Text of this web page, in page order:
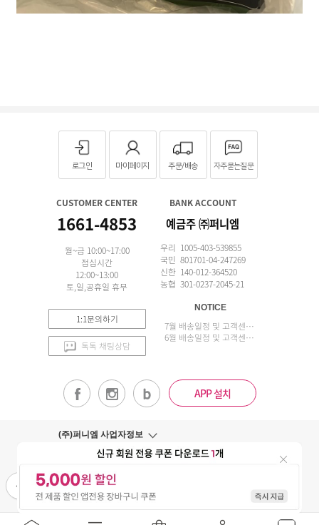
로그인 마이페이지 주문/배송 자주묻는질문
CUSTOMER CENTER
1661-4853
월~금 10:00~17:00
점심시간
12:00~13:00
토,일,공휴일 휴무
1:1문의하기
톡톡 채팅상담
BANK ACCOUNT
예금주 ㈜퍼니엠
우리 1005-403-539855
국민 801701-04-247269
신한 140-012-364520
농협 301-0237-2045-21
NOTICE
7월 배송일정 및 고객센터 업무 안내
6월 배송일정 및 고객센터 업무 안내
APP 설치
(주)퍼니엠 사업자정보